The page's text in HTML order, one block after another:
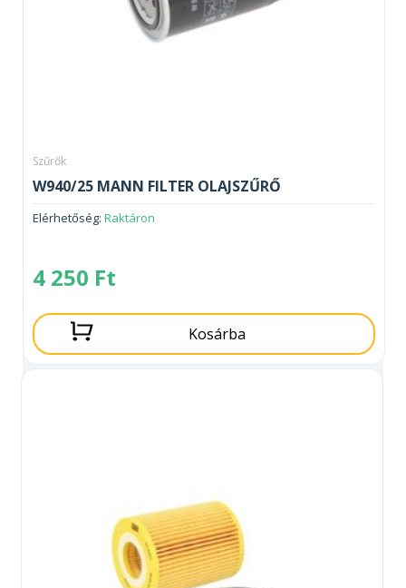
Szűrők
W940/25 MANN FILTER OLAJSZŰRŐ
Elérhetőség: Raktáron
4 250 Ft
Kosárba